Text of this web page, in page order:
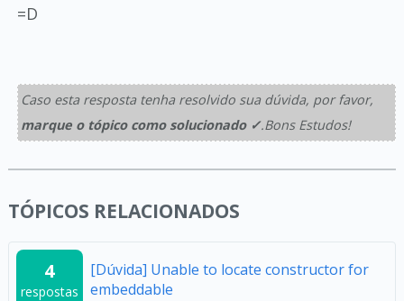
=D
Caso esta resposta tenha resolvido sua dúvida, por favor,
marque o tópico como solucionado ✓.Bons Estudos!
TÓPICOS RELACIONADOS
4
respostas
[Dúvida] Unable to locate constructor for
embeddable